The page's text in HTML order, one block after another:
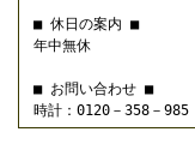
■ 休日の案内 ■
年中無休
■ お問い合わせ ■
時計：0120－358－985